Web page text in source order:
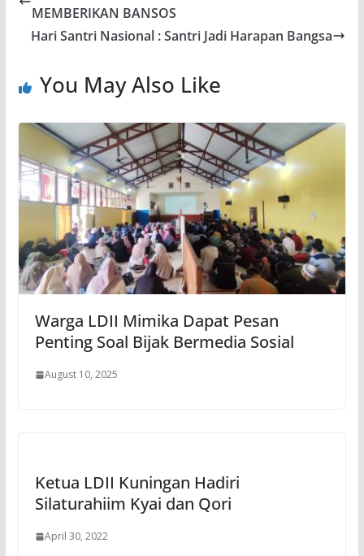
MEMBERIKAN BANSOS
Hari Santri Nasional : Santri Jadi Harapan Bangsa
You May Also Like
Warga LDII Mimika Dapat Pesan
Penting Soal Bijak Bermedia Sosial
August 10, 2025
Ketua LDII Kuningan Hadiri
Silaturahiim Kyai dan Qori
April 30, 2022